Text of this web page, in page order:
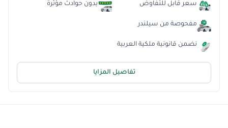
سعر قابل للتفاوض
مفحوصة من سيلندر
نضمن قانونية ملكية العربية
بدون حوادث مؤثرة
تفاصيل المزايا